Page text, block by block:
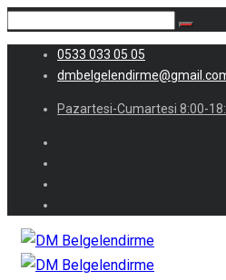
0533 033 05 05
Pazartesi-Cumartesi 8:00-